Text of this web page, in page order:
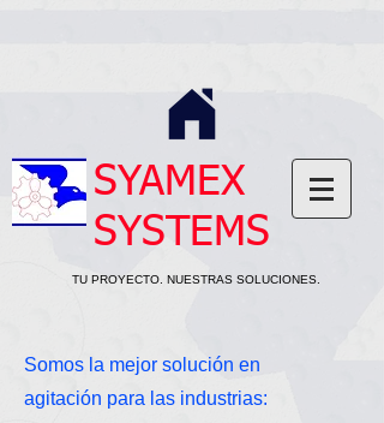
SYAMEX
SYSTEMS
TU PROYECTO. NUESTRAS SOLUCIONES.
Somos la mejor solución en
agitación para las industrias: